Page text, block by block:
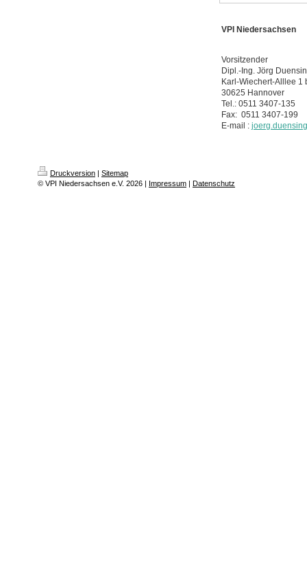
VPI Niedersachsen
Vorsitzender
Dipl.-Ing. Jörg
Karl-Wiechert-Alllee 1
30625 Hannover
Tel.: 0511 3407-135
Fax: 0511 3407-199
E-mail :
Druckversion | Sitemap
© VPI Niedersachsen e.V. 2026 | Impressum | Datenschutz